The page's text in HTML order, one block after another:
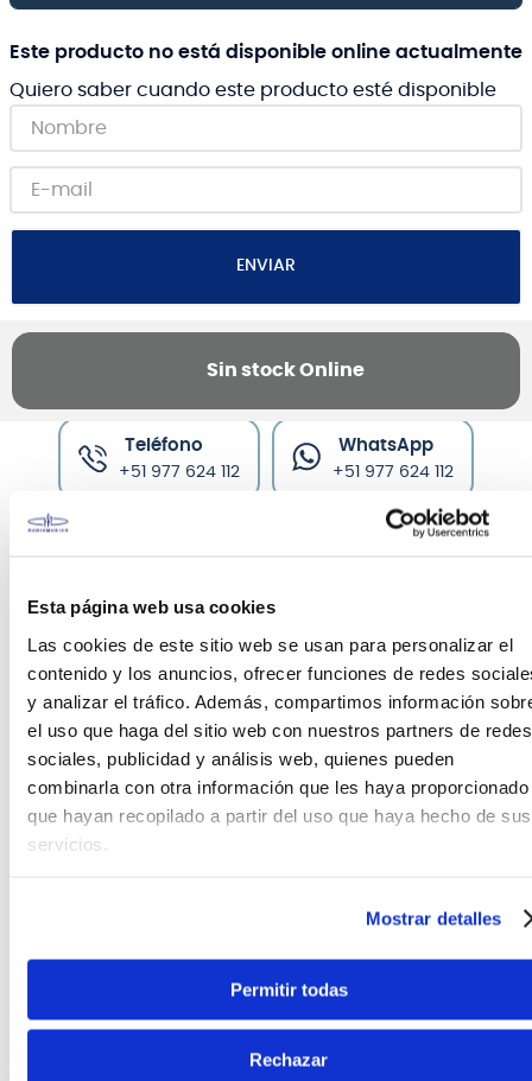
Esta página web usa cookies
Las cookies de este sitio web se usan para personalizar el
contenido y los anuncios, ofrecer funciones de redes
y analizar el tráfico. Además, compartimos información
el uso que haga del sitio web con nuestros partners de redes
sociales, publicidad y análisis web, quienes pueden
combinarla con otra información que les haya proporcionado
que hayan recopilado a partir del uso que haya hecho de sus
servicios.
Mostrar detalles
Permitir todas
Rechazar
Este producto no está disponible online actualmente
Quiero saber cuando este producto esté disponible
ENVIAR
Sin stock Online
Canales de venta y asesoría
Teléfono
+51 977 624 112
WhatsApp
+51 977 624 112
CARACTERÍSTICAS DEL PRODUCTO
La guitarraRG5320es un modelo de cuerpo sólido
de la serie RG presentado porIbanez para 2020 .
FujiGen lo fabrica en Japón como parte de la línea
Prestige de alta gama .
El RG5320 presenta un cuerpo de caoba africana
acero inoxidable, marcadores de posición de
puntos de nácar compensados y puntos laterales
Los componentes incluyen un par de pastillas
humbucking DiMarzio Fusion Edge , un puente de